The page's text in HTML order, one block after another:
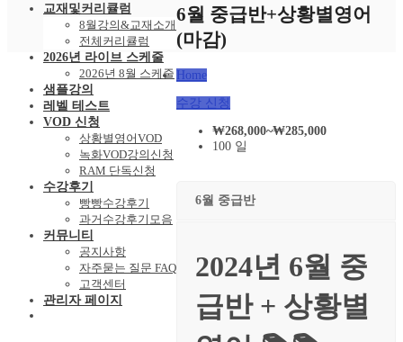
교재및커리큘럼
8월강의&교재소개
전체커리큘럼
2026년 라이브 스케줄
2026년 8월 스케줄
샘플강의
레벨 테스트
VOD 신청
상황별영어VOD
녹화VOD강의신청
RAM 단독신청
수강후기
빵빵수강후기
과거수강후기모음
커뮤니티
공지사항
자주묻는 질문 FAQ
고객센터
관리자 페이지
6월 중급반+상황별영어
(마감)
Home
6월 중급반
2024년 6월 중
급반 + 상황별
수강 신청
₩268,000~₩285,000
100 일